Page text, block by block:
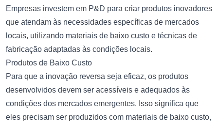
Empresas investem em P&D para criar produtos inovadores
que atendam às necessidades específicas de mercados
locais, utilizando materiais de baixo custo e técnicas de
fabricação adaptadas às condições locais.
Produtos de Baixo Custo
Para que a inovação reversa seja eficaz, os produtos
desenvolvidos devem ser acessíveis e adequados às
condições dos mercados emergentes. Isso significa que
eles precisam ser produzidos com materiais de baixo custo,